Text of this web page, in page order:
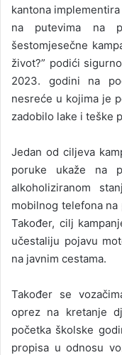
kantona
na putevima na
šestomjesečne
život?” podići
2023. godini na
nesreće u kojima je
zadobilo lake i teške
Jedan od ciljeva
poruke ukaže na
alkoholiziranom
mobilnog telefona
Također, cilj
učestaliju pojavu
na javnim cestama.
Također se
oprez na kretanje
početka školske
propisa u odnosu